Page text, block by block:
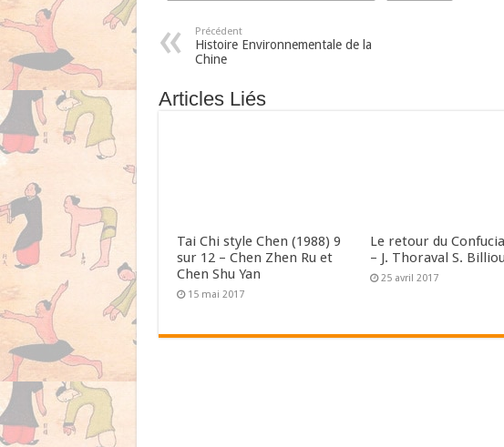
Précédent
Histoire Environnementale de la
Chine
Articles Liés
Tai Chi style Chen (1988) 9
sur 12 – Chen Zhen Ru et
Chen Shu Yan
15 mai 2017
Le retour du
– J. Thoraval S.
25 avril 2017